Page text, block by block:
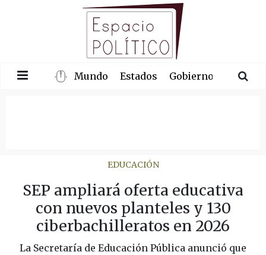
Mundo Estados Gobierno
EDUCACIÓN
SEP ampliará oferta educativa
con nuevos planteles y 130
ciberbachilleratos en 2026
La Secretaría de Educación Pública anunció que